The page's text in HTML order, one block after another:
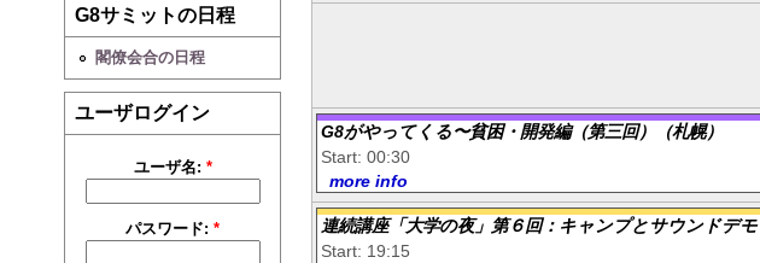
G8サミットの日程
閣僚会合の日程
ユーザログイン
ユーザ名: *
パスワード:*
G8がやってくる〜貧困・開発編（第三回）（札幌）
Start: 00:30
more info
連続講座「大学の夜」第６回：キャンプとサウンドデモ
Start: 19:15